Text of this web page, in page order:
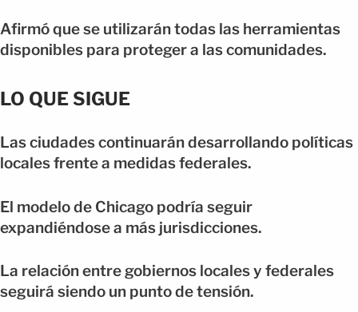
Afirmó que se utilizarán todas las herramientas
disponibles para proteger a las comunidades.
LO QUE SIGUE
Las ciudades continuarán desarrollando políticas
locales frente a medidas federales.
El modelo de Chicago podría seguir
expandiéndose a más jurisdicciones.
La relación entre gobiernos locales y federales
seguirá siendo un punto de tensión.